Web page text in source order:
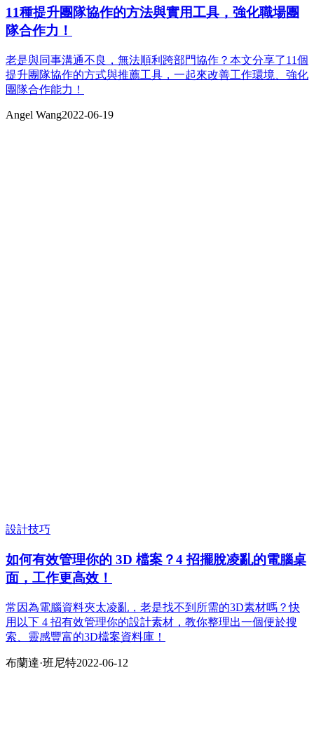
11種提升團隊協作的方法與實用工具，強化職場團
隊合作力！
老是與同事溝通不良，無法順利跨部門協作？本文分享了11個
提升團隊協作的方式與推薦工具，一起來改善工作環境、強化
團隊合作能力！
Angel Wang2022-06-19
設計技巧
如何有效管理你的 3D 檔案？4 招擺脫凌亂的電腦桌
面，工作更高效！
常因為電腦資料夾太凌亂，老是找不到所需的3D素材嗎？快
用以下 4 招有效管理你的設計素材，教你整理出一個便於搜
索、靈感豐富的3D檔案資料庫！
布蘭達·班尼​​特2022-06-12